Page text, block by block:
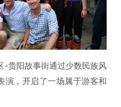
-贵阳故事街通过少数民族风
演，开启了一场属于游客和